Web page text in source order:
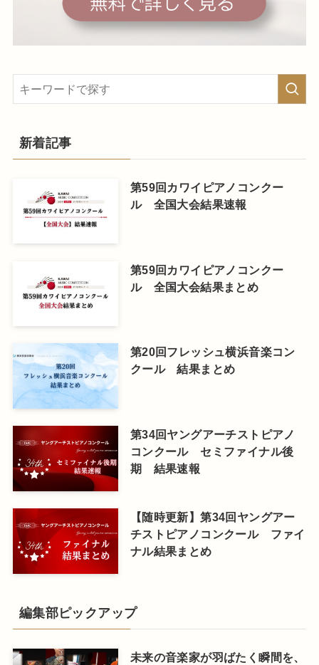
新着記事
第59回カワイピアノコンクー
ル 全国大会結果速報
第59回カワイピアノコンクー
ル 全国大会結果まとめ
第20回フレッシュ横浜音楽コン
クール 結果まとめ
第34回ヤングアーチストピアノ
コンクール セミファイナル後
期 結果速報
【随時更新】第34回ヤングアー
チストピアノコンクール ファイ
ナル結果まとめ
編集部ピックアップ
未来の音楽家が羽ばたく瞬間を、